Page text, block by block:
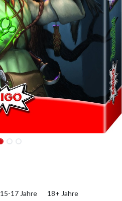
15-17 Jahre 18+ Jahre